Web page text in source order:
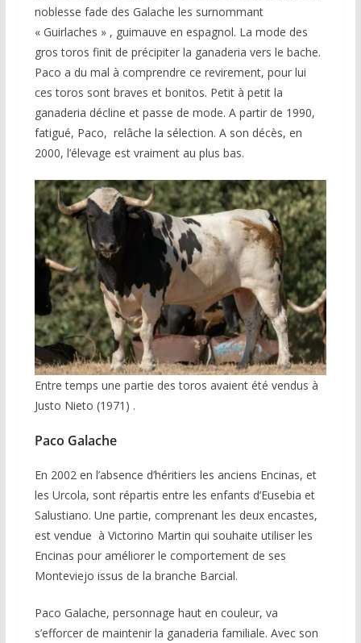
noblesse fade des Galache les surnommant
« Guirlaches » , guimauve en espagnol. La mode des
gros toros finit de précipiter la ganaderia vers le bache.
Paco a du mal à comprendre ce revirement, pour lui
ces toros sont braves et bonitos. Petit à petit la
ganaderia décline et passe de mode. A partir de 1990,
fatigué, Paco, relâche la sélection. A son décès, en
2000, l’élevage est vraiment au plus bas.
Entre temps une partie des toros avaient été vendus à
Justo Nieto (1971) .
Paco Galache
En 2002 en l’absence d’héritiers les anciens Encinas, et
les Urcola, sont répartis entre les enfants d’Eusebia et
Salustiano. Une partie, comprenant les deux encastes,
est vendue à Victorino Martin qui souhaite utiliser les
Encinas pour améliorer le comportement de ses
Monteviejo issus de la branche Barcial.
Paco Galache, personnage haut en couleur, va
s’efforcer de maintenir la ganaderia familiale. Avec son